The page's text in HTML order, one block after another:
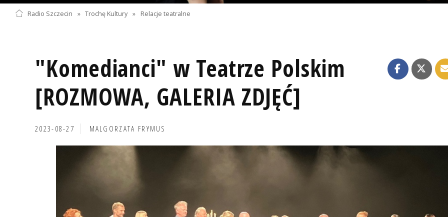
Radio Szczecin » Trochę Kultury » Relacje teatralne
"Komedianci" w Teatrze Polskim
[ROZMOWA, GALERIA ZDJĘĆ]
2023-08-27 MALGORZATA FRYMUS